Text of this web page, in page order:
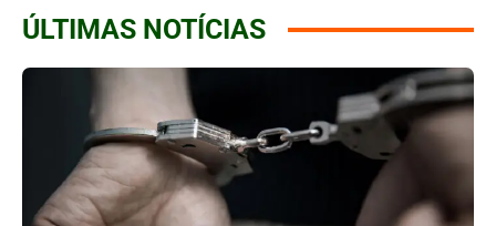
ÚLTIMAS NOTÍCIAS